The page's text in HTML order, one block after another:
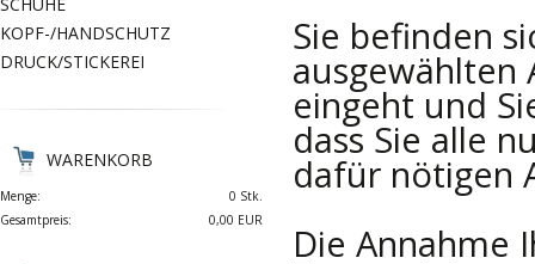
KOPF-/HANDSCHUTZ
DRUCK/STICKEREI
WARENKORB
Menge:
0 Stk.
Gesamtpreis:
0,00 EUR
Sie befinden
ausgewählten
eingeht und
dass Sie alle
dafür nötigen
Die Annahme